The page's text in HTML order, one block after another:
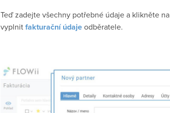
Teď zadejte všechny potřebné údaje a klikněte na
vyplnitfakturační údajeodběratele.